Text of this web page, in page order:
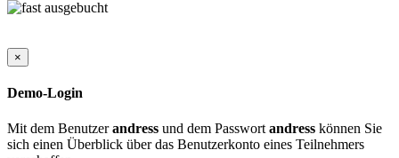
×
Demo-Login
Mit dem Benutzerandress und dem Passwort andress können Sie
sich einen Überblick über das Benutzerkonto eines Teilnehmers